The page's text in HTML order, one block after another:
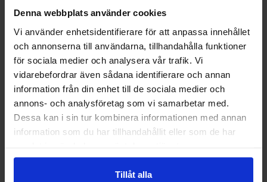
Denna webbplats använder cookies
Vi använder enhetsidentifierare för att anpassa innehållet
och annonserna till användarna, tillhandahålla funktioner
för sociala medier och analysera vår trafik. Vi
vidarebefordrar även sådana identifierare och annan
information från din enhet till de sociala medier och
annons- och analysföretag som vi samarbetar med.
Dessa kan i sin tur kombinera informationen med annan
information som du har tillhandahållit eller som de har
Tillåt alla
hos Victrix inredarna.
Ranhammarsvägen 20E
168 67 Bromma
Kundservice
Kontakta oss
Beställning och offert
Leverans
Reklamation
Monteringsanvisningar